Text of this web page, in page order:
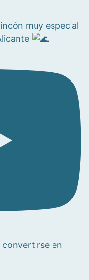
muy especial
convertirse en